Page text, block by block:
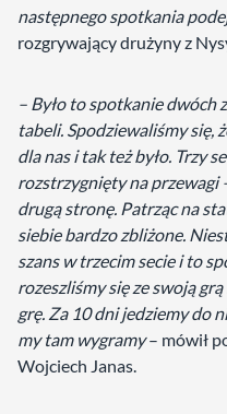
następnego spotkania
rozgrywający drużyny z
– Było to spotkanie dwóch
tabeli. Spodziewaliśmy się,
dla nas i tak też było. Trzy
rozstrzygnięty na przewagi
drugą stronę. Patrząc na
siebie bardzo zbliżone.
szans w trzecim secie i to
rozeszliśmy się ze swoją
grę. Za 10 dni jedziemy do
my tam wygramy– mówił
Wojciech Janas.